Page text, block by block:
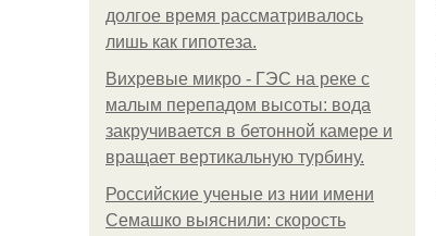
долгое время рассматривалось
лишь как гипотеза.
Вихревые микро - ГЭС на реке с
малым перепадом высоты: вода
закручивается в бетонной камере и
вращает вертикальную турбину.
Российские ученые из нии имени
Семашко выяснили: скорость